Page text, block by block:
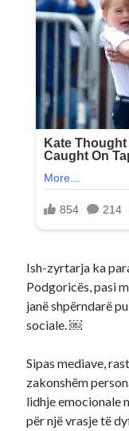
Ish-zyrtarja ka
Podgoricës, pasi
janë shpërndarë
sociale. ￼
Sipas mediave,
zakonshëm
lidhje emocionale
për një vrasje të